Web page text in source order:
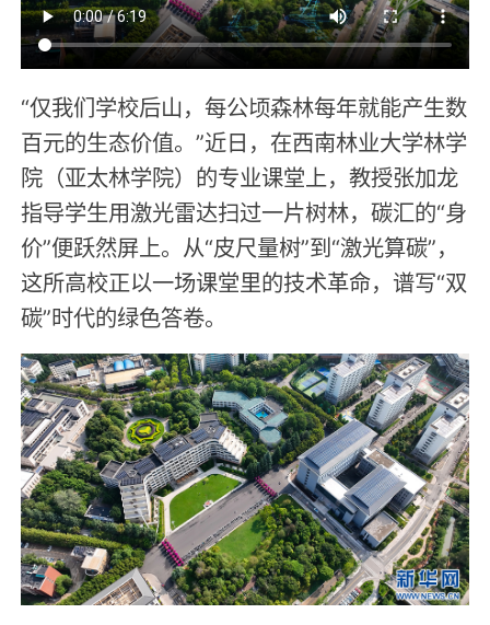
“仅我们学校后山，每公顷森林每年就能产生数
百元的生态价值。”近日，在西南林业大学林学
院（亚太林学院）的专业课堂上，教授张加龙
指导学生用激光雷达扫过一片树林，碳汇的“身
价”便跃然屏上。从“皮尺量树”到“激光算碳”，
这所高校正以一场课堂里的技术革命，谱写“双
碳”时代的绿色答卷。